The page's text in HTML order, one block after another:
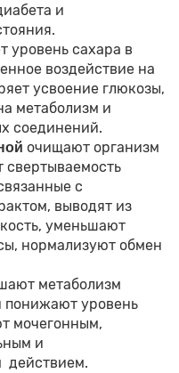
и
уровень сахара в
воздействие на
усвоение глюкозы,
метаболизм и
соединений.
очищают организм
свертываемость
с
выводят из
уменьшают
нормализуют обмен
метаболизм
понижают уровень
мочегонным,
и
действием.